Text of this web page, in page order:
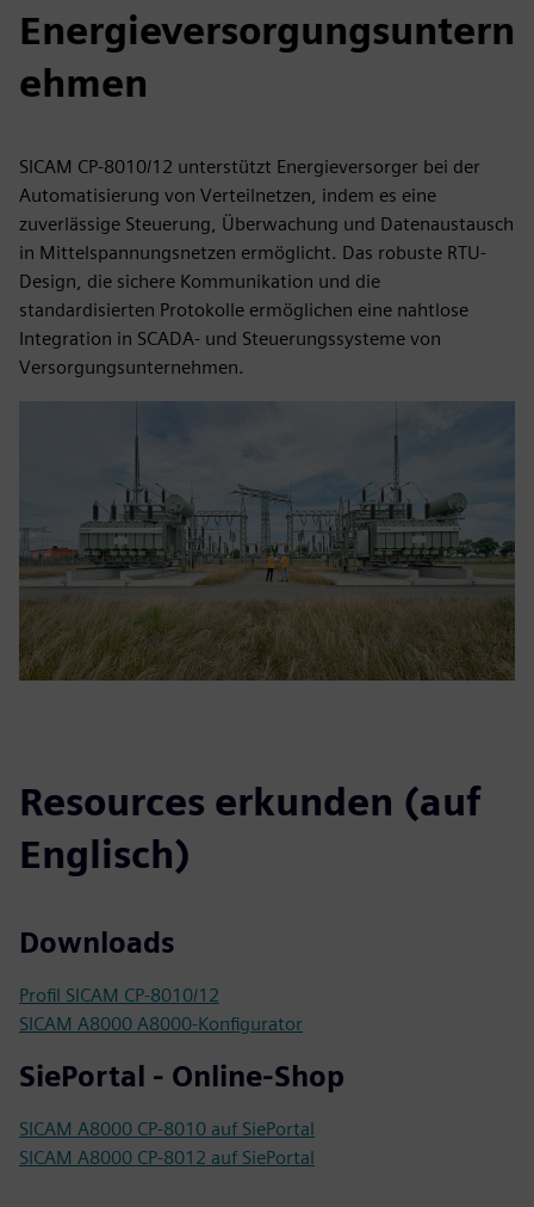
Energieversorgungsuntern
ehmen
SICAM CP-8010/12 unterstützt Energieversorger bei der
Automatisierung von Verteilnetzen, indem es eine
zuverlässige Steuerung, Überwachung und Datenaustausch
in Mittelspannungsnetzen ermöglicht. Das robuste RTU-
Design, die sichere Kommunikation und die
standardisierten Protokolle ermöglichen eine nahtlose
Integration in SCADA- und Steuerungssysteme von
Versorgungsunternehmen.
Resources erkunden (auf
Englisch)
Downloads
Profil SICAM CP-8010/12
SICAM A8000 A8000-Konfigurator
SiePortal - Online-Shop
SICAM A8000 CP-8010 auf SiePortal
SICAM A8000 CP-8012 auf SiePortal